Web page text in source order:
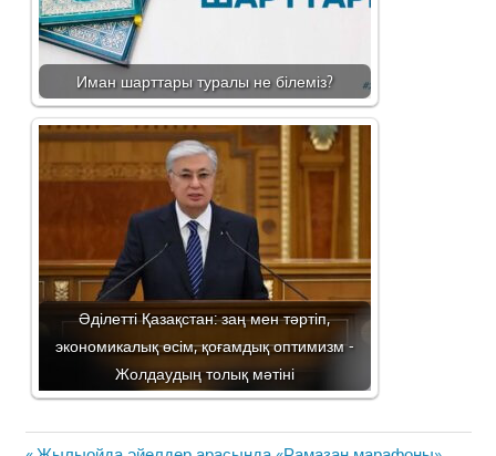
Иман шарттары туралы не білеміз?
Әділетті Қазақстан: заң мен тәртіп,
экономикалық өсім, қоғамдық оптимизм -
Жолдаудың толық мәтіні